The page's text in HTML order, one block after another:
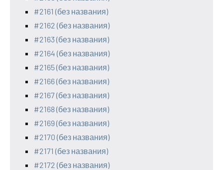
#2161 (без названия)
#2162 (без названия)
#2163 (без названия)
#2164 (без названия)
#2165 (без названия)
#2166 (без названия)
#2167 (без названия)
#2168 (без названия)
#2169 (без названия)
#2170 (без названия)
#2171 (без названия)
#2172 (без названия)